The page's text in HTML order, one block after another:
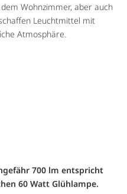
Wohnzimmer, aber auch
Leuchtmittel mit
Atmosphäre.
700 lm entspricht
60 Watt Glühlampe.